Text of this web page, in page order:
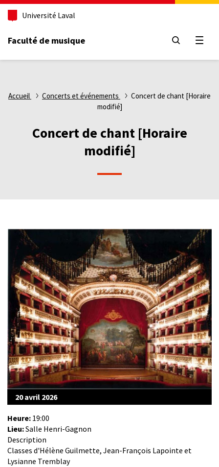
Aller
principal
Université Laval
Faculté de musique
Fil
Accueil Concerts et événements
Concert de chant [Horaire
modifié]
Concert de chant [Horaire
modifié]
20 avril 2026
Heure: 19:00
Lieu:Salle Henri-Gagnon
Description
Classes d'Hélène Guilmette, Jean-François Lapointe et
Lysianne Tremblay